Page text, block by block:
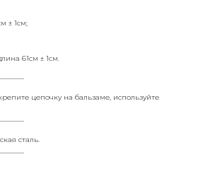
± 1см;
61см ± 1см.
цепочку на бальзаме, используйте
сталь.